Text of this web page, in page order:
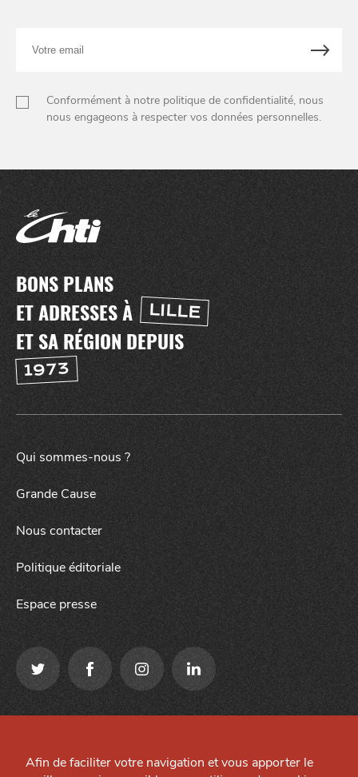
Grande Cause
email
Conformément à notre politique de confidentialité, nous
nous engageons à respecter vos données personnelles.
BONS PLANS
ET ADRESSES À
LILLE
ET SA RÉGION DEPUIS
1973
Qui sommes-nous ?
Grande Cause
Nous contacter
Politique éditoriale
Espace presse
Préférences cookies
Afin de faciliter votre navigation et vous apporter le